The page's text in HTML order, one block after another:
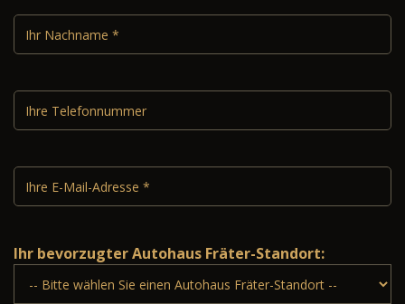
Ihr bevorzugter Autohaus Fräter-Standort: